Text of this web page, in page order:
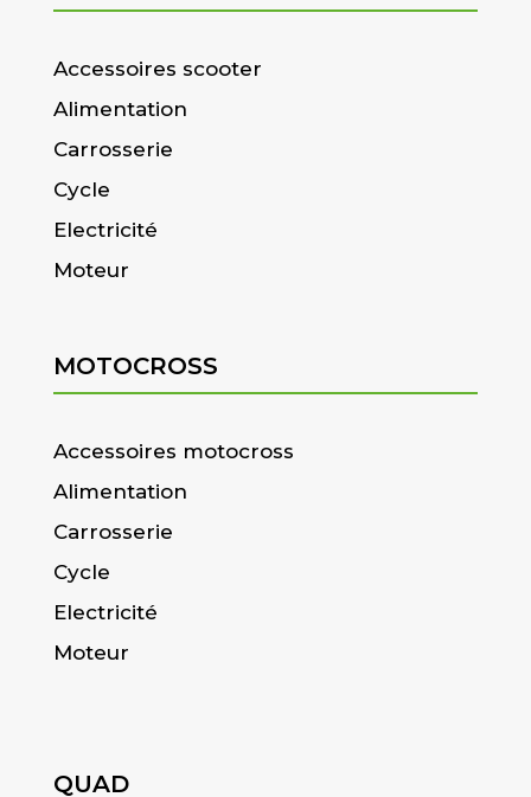
Accessoires scooter
Alimentation
Carrosserie
Cycle
Electricité
Moteur
MOTOCROSS
Accessoires motocross
Alimentation
Carrosserie
Cycle
Electricité
Moteur
QUAD